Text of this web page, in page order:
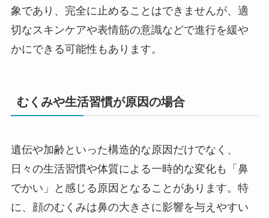
象であり、完全に止めることはできませんが、適
切なスキンケアや表情筋の意識などで進行を緩や
かにできる可能性もあります。
むくみや生活習慣が原因の場合
遺伝や加齢といった構造的な原因だけでなく、
日々の生活習慣や体質による一時的な変化も「鼻
でかい」と感じる原因となることがあります。特
に、顔のむくみは鼻の大きさに影響を与えやすい